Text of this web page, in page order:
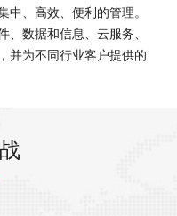
中、高效、便利的管理。
、数据和信息、云服务、
并为不同行业客户提供的